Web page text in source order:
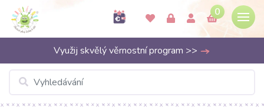
0
Využij skvělý věrnostní program >>